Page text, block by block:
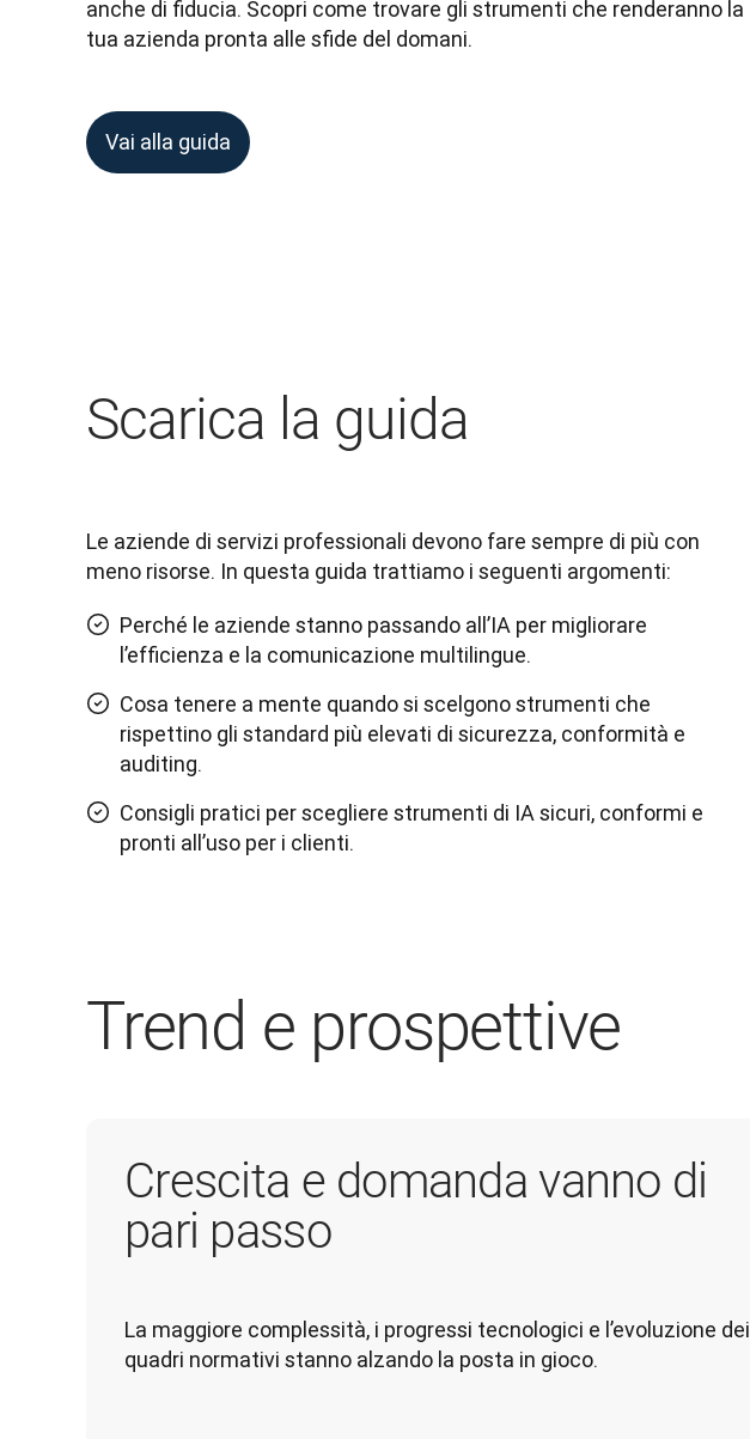
anche di fiducia. Scopri come trovare gli strumenti che renderanno la
tua azienda pronta alle sfide del domani.
Vai alla guida
Scarica la guida
Le aziende di servizi professionali devono fare sempre di più con
meno risorse. In questa guida trattiamo i seguenti argomenti:
Perché le aziende stanno passando all’IA per migliorare
l’efficienza e la comunicazione multilingue.
Cosa tenere a mente quando si scelgono strumenti che
rispettino gli standard più elevati di sicurezza, conformità e
auditing.
Consigli pratici per scegliere strumenti di IA sicuri, conformi e
pronti all’uso per i clienti.
Trend e prospettive
Crescita e domanda vanno di
pari passo
La maggiore complessità, i progressi tecnologici e l’evoluzione dei
quadri normativi stanno alzando la posta in gioco.